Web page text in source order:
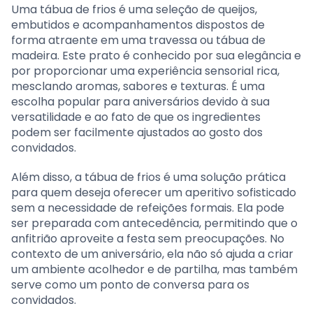
Uma tábua de frios é uma seleção de queijos,
embutidos e acompanhamentos dispostos de
forma atraente em uma travessa ou tábua de
madeira. Este prato é conhecido por sua elegância e
por proporcionar uma experiência sensorial rica,
mesclando aromas, sabores e texturas. É uma
escolha popular para aniversários devido à sua
versatilidade e ao fato de que os ingredientes
podem ser facilmente ajustados ao gosto dos
convidados.
Além disso, a tábua de frios é uma solução prática
para quem deseja oferecer um aperitivo sofisticado
sem a necessidade de refeições formais. Ela pode
ser preparada com antecedência, permitindo que o
anfitrião aproveite a festa sem preocupações. No
contexto de um aniversário, ela não só ajuda a criar
um ambiente acolhedor e de partilha, mas também
serve como um ponto de conversa para os
convidados.